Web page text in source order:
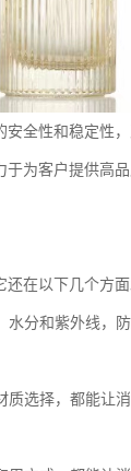
全性和稳定性
为客户提供高
在以下几个方面
分和紫外线，
选择，都能让